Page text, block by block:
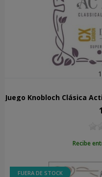
Recibe
FUERA DE STOCK